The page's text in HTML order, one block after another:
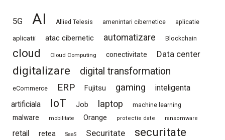
5G AI Allied Telesis amenintari cibernetice aplicatie
aplicatii atac cibernetic automatizare Blockchain
cloud Cloud Computing conectivitate Data center
digitalizare digital transformation
eCommerce ERP Fujitsu gaming
inteligenta
artificiala
IoT Job laptop machine learning
malware mobilitate Orange protectie date ransomware
retail retea SaaS Securitate
securitate